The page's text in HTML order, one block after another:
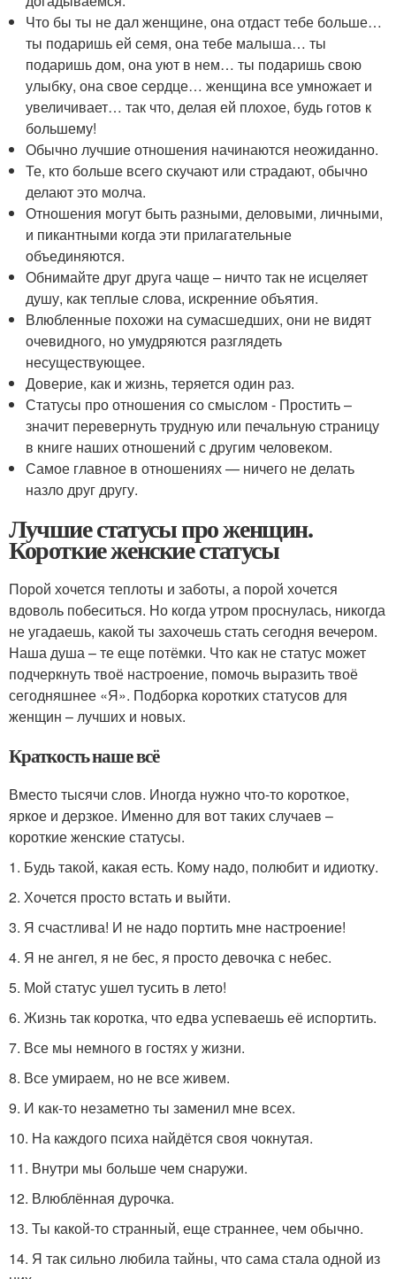
Что бы ты не дал женщине, она отдаст тебе больше…
ты подаришь ей семя, она тебе малыша… ты
подаришь дом, она уют в нем… ты подаришь свою
улыбку, она свое сердце… женщина все умножает и
увеличивает… так что, делая ей плохое, будь готов к
большему!
Обычно лучшие отношения начинаются неожиданно.
Те, кто больше всего скучают или страдают, обычно
делают это молча.
Отношения могут быть разными, деловыми, личными,
и пикантными когда эти прилагательные
объединяются.
Обнимайте друг друга чаще – ничто так не исцеляет
душу, как теплые слова, искренние объятия.
Влюбленные похожи на сумасшедших, они не видят
очевидного, но умудряются разглядеть
несуществующее.
Доверие, как и жизнь, теряется один раз.
Статусы про отношения со смыслом - Простить –
значит перевернуть трудную или печальную страницу
в книге наших отношений с другим человеком.
Самое главное в отношениях — ничего не делать
назло друг другу.
Лучшие статусы про женщин.
Короткие женские статусы
Порой хочется теплоты и заботы, а порой хочется
вдоволь побеситься. Но когда утром проснулась, никогда
не угадаешь, какой ты захочешь стать сегодня вечером.
Наша душа – те еще потёмки. Что как не статус может
подчеркнуть твоё настроение, помочь выразить твоё
сегодняшнее «Я». Подборка коротких статусов для
женщин – лучших и новых.
Краткость наше всё
Вместо тысячи слов. Иногда нужно что-то короткое,
яркое и дерзкое. Именно для вот таких случаев –
короткие женские статусы.
1. Будь такой, какая есть. Кому надо, полюбит и идиотку.
2. Хочется просто встать и выйти.
3. Я счастлива! И не надо портить мне настроение!
4. Я не ангел, я не бес, я просто девочка с небес.
5. Мой статус ушел тусить в лето!
6. Жизнь так коротка, что едва успеваешь её испортить.
7. Все мы немного в гостях у жизни.
8. Все умираем, но не все живем.
9. И как-то незаметно ты заменил мне всех.
10. На каждого психа найдётся своя чокнутая.
11. Внутри мы больше чем снаружи.
12. Влюблённая дурочка.
13. Ты какой-то странный, еще страннее, чем обычно.
14. Я так сильно любила тайны, что сама стала одной из